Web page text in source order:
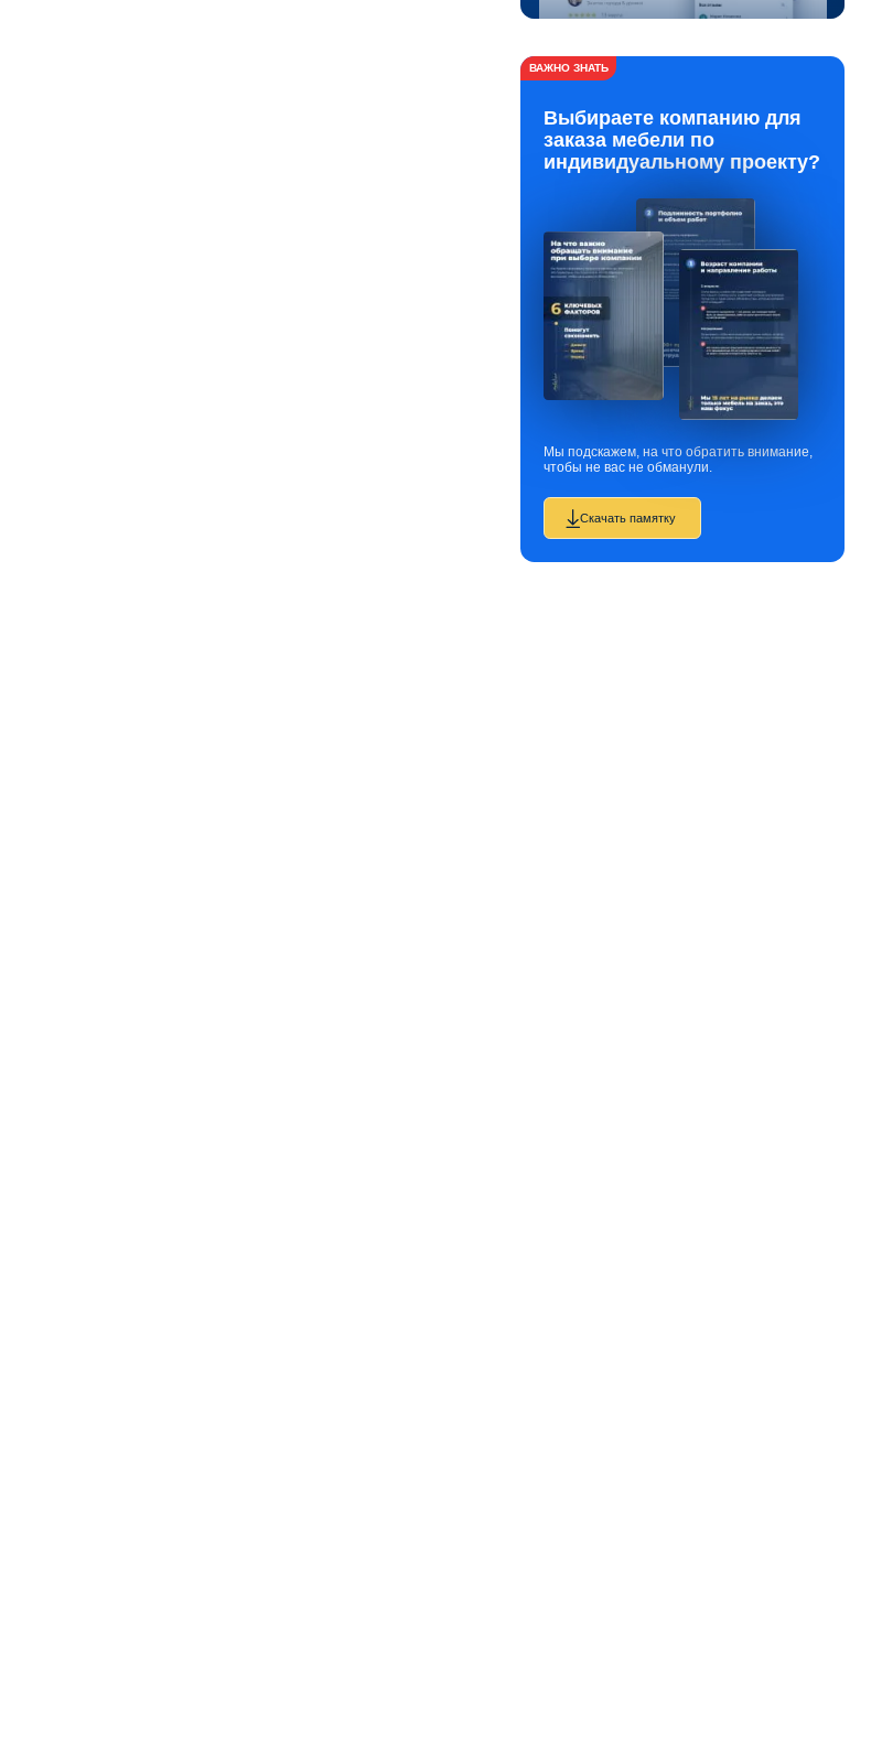
ВАЖНО ЗНАТЬ
Выбираете компанию для
заказа мебели по
индивидуальному проекту?
Мы подскажем, на что обратить внимание,
чтобы не вас не обманули.
Скачать памятку